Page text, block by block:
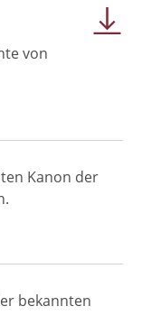
von
Kanon der
bekannten